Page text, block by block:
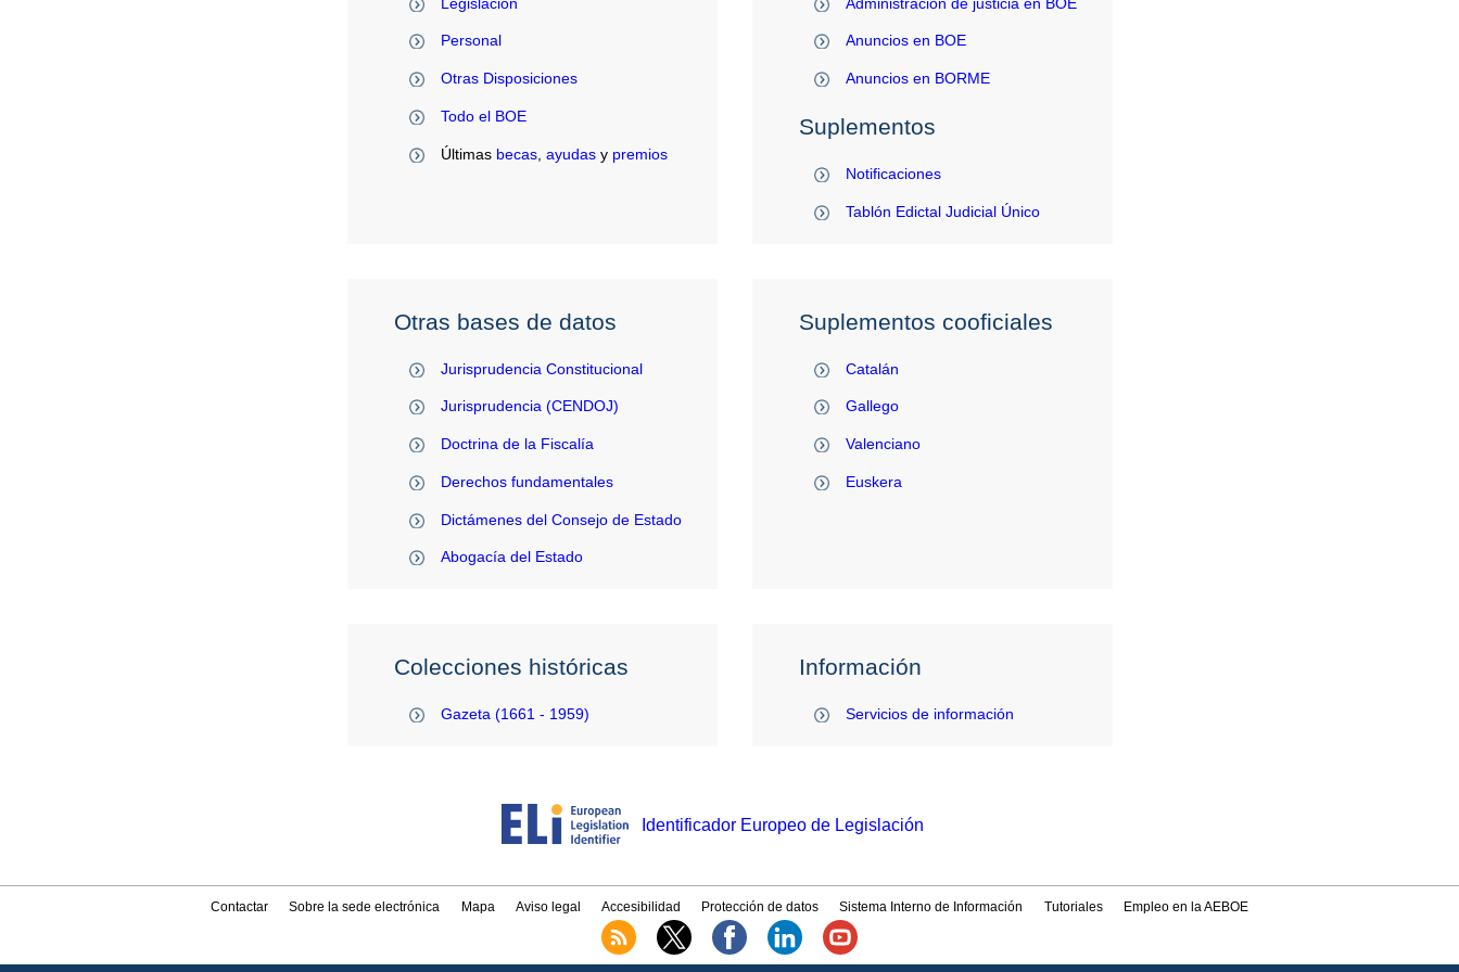
Personal
Otras Disposiciones
Todo el BOE
Últimas becas, ayudasy premios
Anuncios en BOE
Anuncios en BORME
Suplementos
Notificaciones
Tablón Edictal Judicial Único
Otras bases de datos
Jurisprudencia Constitucional
Jurisprudencia (CENDOJ)
Doctrina de la Fiscalía
Derechos fundamentales
Dictámenes del Consejo de Estado
Abogacía del Estado
Suplementos cooficiales
Catalán
Gallego
Valenciano
Euskera
Colecciones históricas
Gazeta (1661 - 1959)
Información
Servicios de información
Identificador Europeo de Legislación
Contactar Sobre la sede electrónica Mapa Aviso legal Accesibilidad Protección de datos Sistema Interno de Información Tutoriales Empleo en la AEBOE